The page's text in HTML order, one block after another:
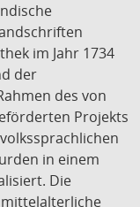
im Jahr 1734
der
des von
Projekts
in einem
Die